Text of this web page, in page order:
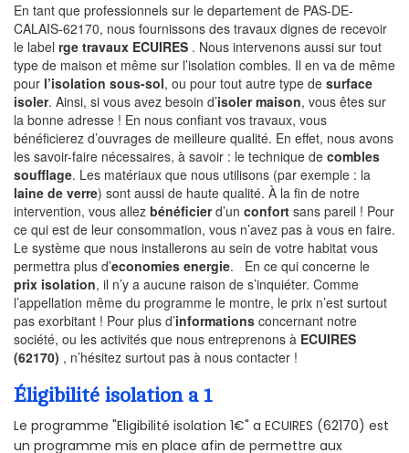
En tant que professionnels sur le departement de PAS-DE-
CALAIS-62170, nous fournissons des travaux dignes de recevoir
le label rge travaux ECUIRES . Nous intervenons aussi sur tout
type de maison et même sur l’isolation combles. Il en va de même
pour l’isolation sous-sol, ou pour tout autre type de surface
isoler. Ainsi, si vous avez besoin d’isoler maison, vous êtes sur
la bonne adresse ! En nous confiant vos travaux, vous
bénéficierez d’ouvrages de meilleure qualité. En effet, nous avons
les savoir-faire nécessaires, à savoir : le technique de combles
soufflage. Les matériaux que nous utilisons (par exemple : la
laine de verre) sont aussi de haute qualité. À la fin de notre
intervention, vous allez bénéficierd’un confort sans pareil ! Pour
ce qui est de leur consommation, vous n’avez pas à vous en faire.
Le système que nous installerons au sein de votre habitat vous
permettra plus d’economies energie. En ce qui concerne le
prix isolation, il n’y a aucune raison de s’inquiéter. Comme
l’appellation même du programme le montre, le prix n’est surtout
pas exorbitant ! Pour plus d’informations concernant notre
société, ou les activités que nous entreprenons à ECUIRES
(62170) , n’hésitez surtout pas à nous contacter !
Éligibilité isolation a 1
Le programme "Eligibilité isolation 1€" a ECUIRES (62170) est
un programme mis en place afin de permettre aux